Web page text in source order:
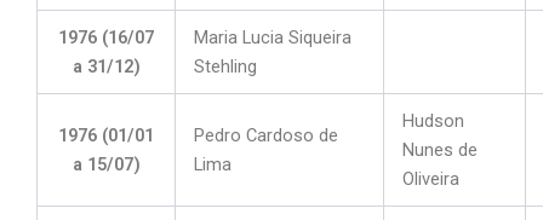
1976 (16/07
a 31/12)
Maria Lucia Siqueira
Stehling
1976 (01/01
a 15/07)
Pedro Cardoso de
Lima
Hudson
Nunes de
Oliveira